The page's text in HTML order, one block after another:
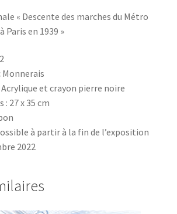
« Descente des marches du Métro
Paris en 1939 »
Monnerais
Acrylique et crayon pierre noire
: 27 x 35 cm
à partir à la fin de l’exposition
2022